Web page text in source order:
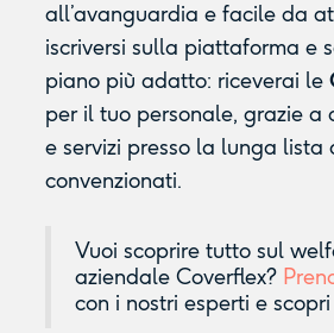
all’avanguardia e facile da
iscriversi sulla piattaforma e
piano più adatto: riceverai le
per il tuo personale, grazie a
e servizi presso la lunga lista
convenzionati.
Vuoi scoprire tutto sul
aziendale Coverflex?
con i nostri esperti e